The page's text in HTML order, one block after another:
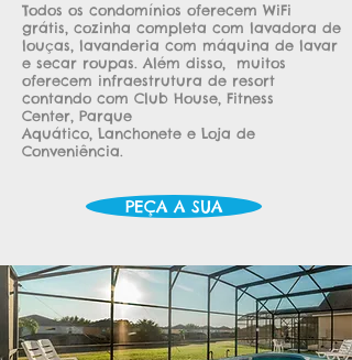
Todos os condomínios oferecem WiFi
grátis, cozinha completa com lavadora de
louças, lavanderia com máquina de lavar
e secar roupas. Além disso, muitos
oferecem infraestrutura de resort
contando com Club House, Fitness
Center, Parque
Aquático, Lanchonete e Loja de
Conveniência.
PEÇA A SUA